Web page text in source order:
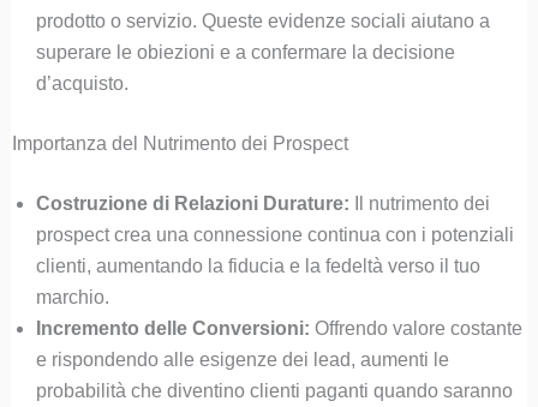
prodotto o servizio. Queste evidenze sociali aiutano a
superare le obiezioni e a confermare la decisione
d’acquisto.
Importanza del Nutrimento dei Prospect
Costruzione di Relazioni Durature: Il nutrimento dei
prospect crea una connessione continua con i potenziali
clienti, aumentando la fiducia e la fedeltà verso il tuo
marchio.
Incremento delle Conversioni: Offrendo valore costante
e rispondendo alle esigenze dei lead, aumenti le
probabilità che diventino clienti paganti quando saranno